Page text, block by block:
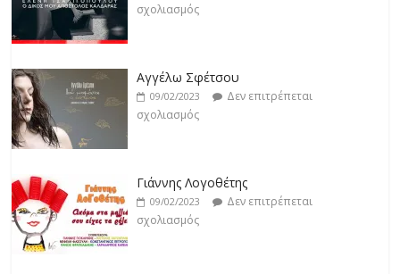
σχολιασμός
Αγγέλω Σφέτσου
09/02/2023
Δεν επιτρέπεται
σχολιασμός
Γιάννης Λογοθέτης
09/02/2023
Δεν επιτρέπεται
σχολιασμός